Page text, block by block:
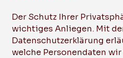
Der Schutz Ihrer
wichtiges Anliegen. Mit
Datenschutzerklärung
welche Personendaten wir